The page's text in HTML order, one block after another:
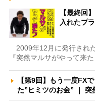
【最終回
入れたプ
2009年12月に発行され
『突然マルサがやって来
【第9回】もう一度FX
た”ヒミツのお金” ｜